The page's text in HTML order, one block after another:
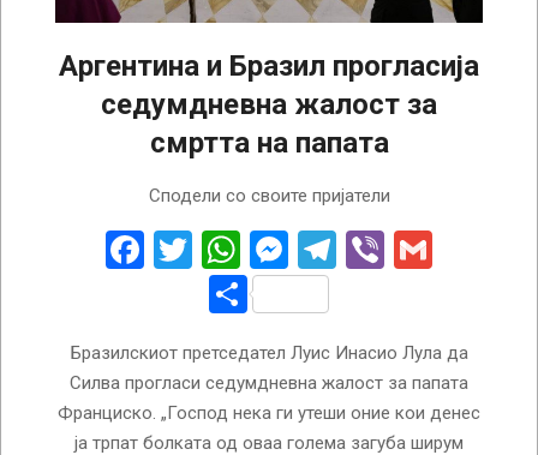
Аргентина и Бразил прогласија
седумдневна жалост за
смртта на папата
Сподели со своите пријатели
Facebook
Twitter
WhatsApp
Messenger
Telegram
Viber
Share
Бразилскиот претседател Луис Инасио Лула да
Силва прогласи седумдневна жалост за папата
Франциско. „Господ нека ги утеши оние кои денес
ја трпат болката од оваа голема загуба ширум